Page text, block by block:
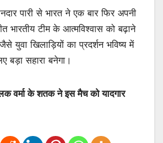
पारी से भारत ने एक बार फिर अपनी
भारतीय टीम के आत्मविश्वास को बढ़ाने
युवा खिलाड़ियों का प्रदर्शन भविष्य में
बड़ा सहारा बनेगा।
वर्मा के शतक ने इस मैच को यादगार